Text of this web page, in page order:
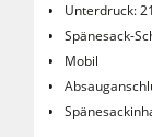
Unterdruck:
Spänesack-
Mobil